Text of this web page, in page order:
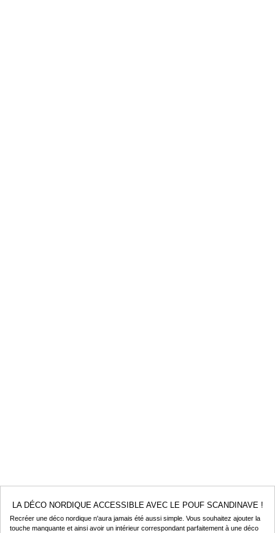
LA DÉCO NORDIQUE ACCESSIBLE AVEC LE POUF SCANDINAVE !
Recréer une déco nordique n'aura jamais été aussi simple. Vous souhaitez ajouter la
touche manquante et ainsi avoir un intérieur correspondant parfaitement à une déco